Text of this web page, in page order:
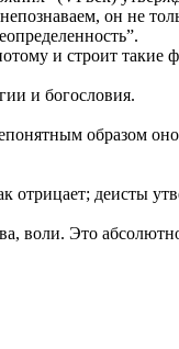
он не
и строит такие
и богословия.
образом
отрицает; деисты
воли. Это